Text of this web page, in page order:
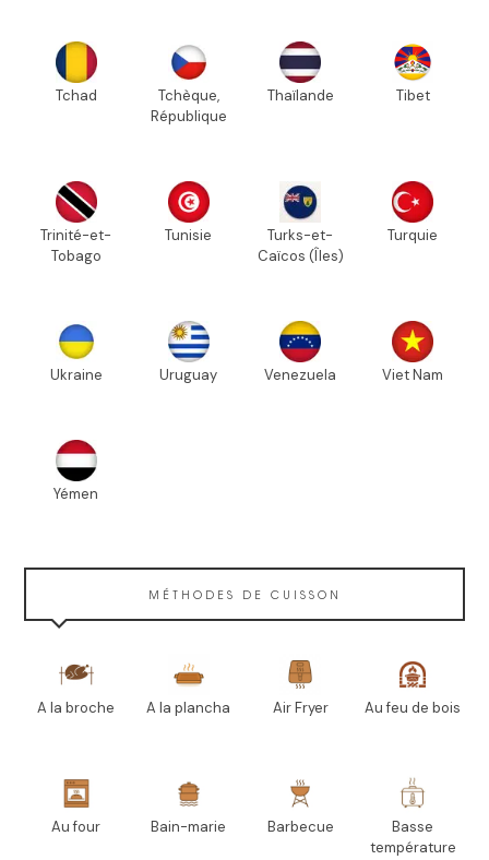
Tchad
Tchèque,
République
Thaïlande Tibet
Trinité-et-
Tobago
Tunisie
Turks-et-
Caïcos (Îles)
Turquie
Ukraine Uruguay Venezuela Viet Nam
Yémen
MÉTHODES DE CUISSON
A la broche A la plancha Air Fryer Au feu de bois
Au four Bain-marie Barbecue
Basse
température